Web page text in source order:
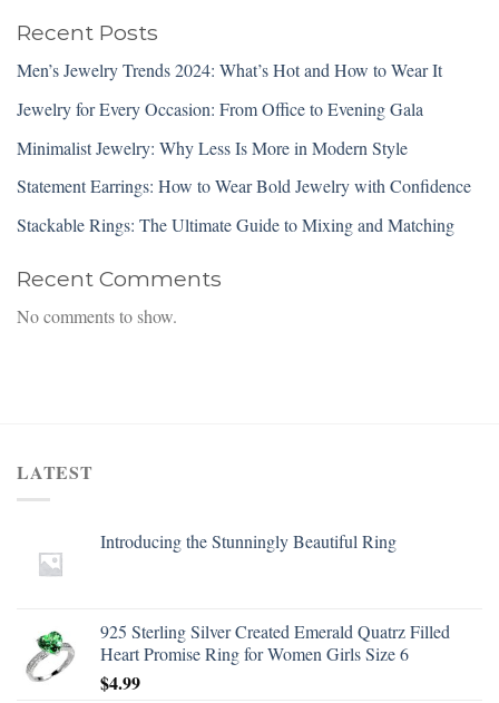
Recent Posts
Men’s Jewelry Trends 2024: What’s Hot and How to Wear It
Jewelry for Every Occasion: From Office to Evening Gala
Minimalist Jewelry: Why Less Is More in Modern Style
Statement Earrings: How to Wear Bold Jewelry with Confidence
Stackable Rings: The Ultimate Guide to Mixing and Matching
Recent Comments
No comments to show.
LATEST
Introducing the Stunningly Beautiful Ring
925 Sterling Silver Created Emerald Quatrz Filled
Heart Promise Ring for Women Girls Size 6
$4.99